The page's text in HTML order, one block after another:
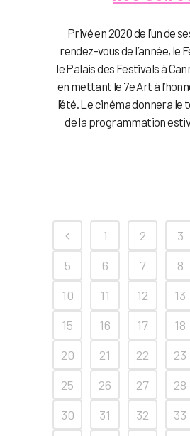
Privé en 2020 de l’un de
rendez-vous de l’année, le
le Palais des Festivals à
en mettant le 7e Art à
l’été. Le cinéma donnera le
de la programmation
1 2 3
5
6 7 8
10
11 12 13
15
16 17 18
20
21 22 23
25
26 27 28
30
31 32 33